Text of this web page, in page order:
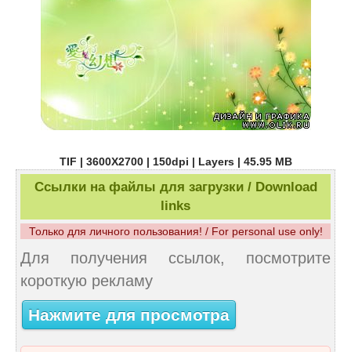
TIF | 3600X2700 | 150dpi | Layers | 45.95 MB
Ссылки на файлы для загрузки / Download
links
Только для личного пользования! / For personal use only!
Для получения ссылок, посмотрите
короткую рекламу
Нажмите для просмотра